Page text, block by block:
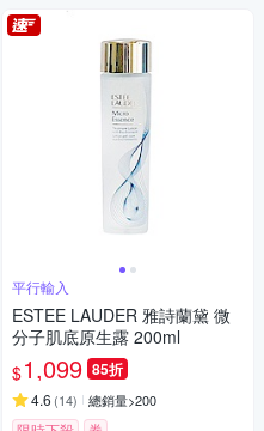
平行輸入
ESTEE LAUDER 雅詩蘭黛 微
分子肌底原生露 200ml
$1,099 85折
4.6 (14) 總銷量>200